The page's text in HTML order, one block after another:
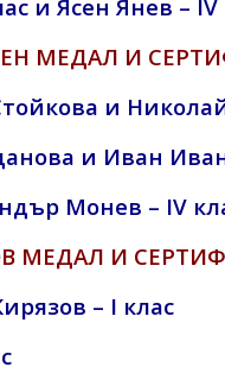
и Ясен Янев – IV
МЕДАЛ И
и
и Иван
Монев – IV
МЕДАЛ И
– I клас